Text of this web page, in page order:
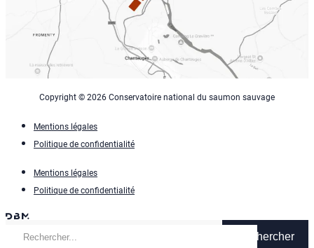
Copyright © 2026 Conservatoire national du saumon sauvage
Mentions légales
Politique de confidentialité
Mentions légales
Politique de confidentialité
Rechercher